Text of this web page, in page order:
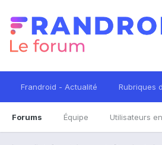
Frandroid - Actualité Rubriques
Forums Équipe Utilisateurs